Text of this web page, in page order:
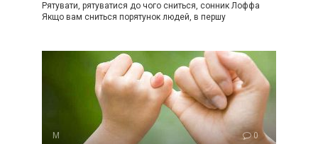
Рятувати, рятуватися до чого сниться, сонник Лоффа
Якщо вам сниться порятунок людей, в першу
М 0